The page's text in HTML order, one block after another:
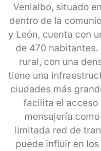
Venialbo, situado
dentro de la
y León, cuenta con
de 470
rural, con una
tiene una
ciudades más
facilita el acceso
mensajería
limitada red de
puede influir en